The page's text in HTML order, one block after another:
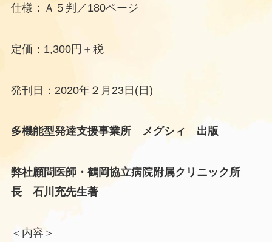
仕様：Ａ５判／180ページ
定価：1,300円＋税
発刊日：2020年２月23日(日)
多機能型発達支援事業所 メグシィ 出版
弊社顧問医師・鶴岡協立病院附属クリニック所
長 石川 充先生著
＜内容＞